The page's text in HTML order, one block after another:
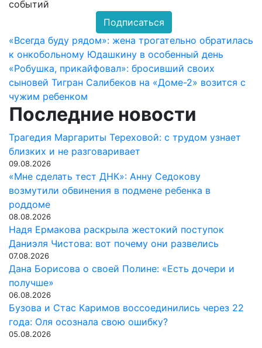
событий
Подписаться
Навигация
по
записям
«Всегда буду рядом»: жена трогательно обратилась
к онкобольному Юдашкину в особенный день
«Робушка, прикайфовал»: бросивший своих
сыновей Тигран Салибеков на «Доме-2» возится с
чужим ребенком
Последние новости
Трагедия Маргариты Тереховой: с трудом узнает
близких и не разговаривает
09.08.2026
«Мне сделать тест ДНК»: Анну Седокову
возмутили обвинения в подмене ребенка в
роддоме
08.08.2026
Надя Ермакова раскрыла жестокий поступок
Даниэля Чистова: вот почему они развелись
07.08.2026
Дана Борисова о своей Полине: «Есть дочери и
получше»
06.08.2026
Бузова и Стас Каримов воссоединились через 22
года: Оля осознала свою ошибку?
05.08.2026